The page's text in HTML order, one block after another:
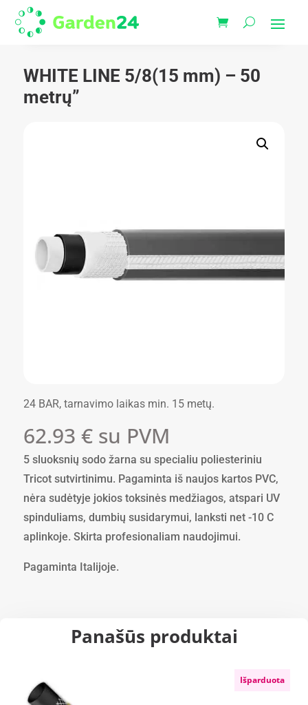
WHITE LINE 5/8(15 mm) – 50
metrų”
24 BAR, tarnavimo laikas min. 15 metų.
62.93 € su PVM
5 sluoksnių sodo žarna su specialiu poliesteriniu
Tricot sutvirtinimu. Pagaminta iš naujos kartos PVC,
nėra sudėtyje jokios toksinės medžiagos, atspari UV
spinduliams, dumbių susidarymui, lanksti net -10 C
aplinkoje. Skirta profesionaliam naudojimui.
Pagaminta Italijoje.
Panašūs produktai
Išparduota